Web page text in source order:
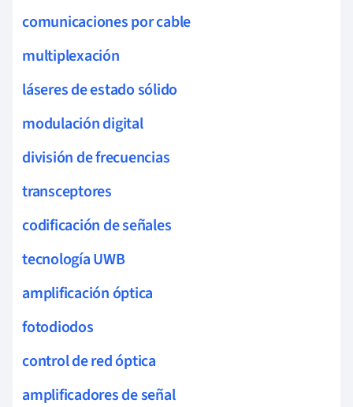
comunicaciones por cable
multiplexación
láseres de estado sólido
modulación digital
división de frecuencias
transceptores
codificación de señales
tecnología UWB
amplificación óptica
fotodiodos
control de red óptica
amplificadores de señal